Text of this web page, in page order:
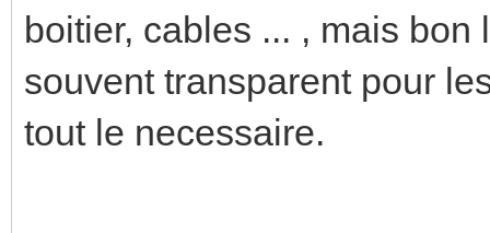
boitier, cables ... , mais
souvent transparent pour
tout le necessaire.